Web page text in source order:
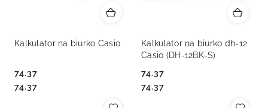
Kalkulator na biurko Casio
Cena:
74.37
Cena:
74.37
Kalkulator na biurko dh-12
Casio (DH-12BK-S)
Cena:
74.37
Cena:
74.37